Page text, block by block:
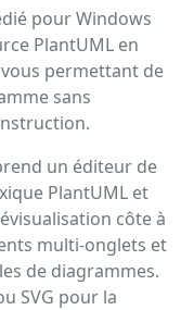
pour Windows
PlantUML en
permettant de
sans
un éditeur de
PlantUML et
côte à
multi-onglets et
de diagrammes.
SVG pour la